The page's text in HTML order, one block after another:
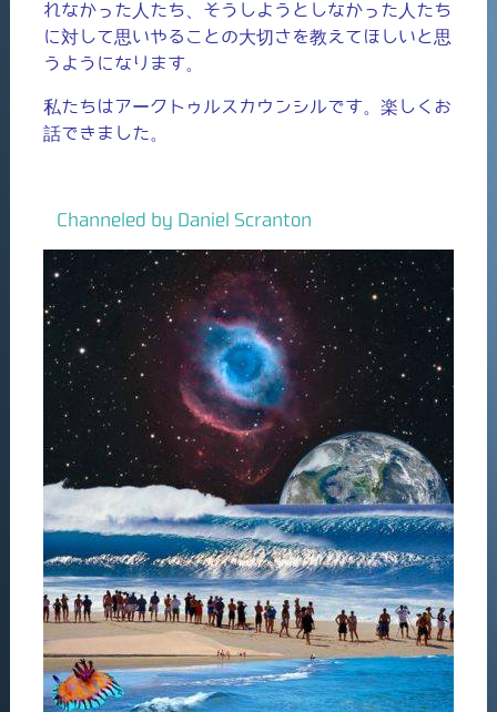
れなかった人たち、そうしようとしなかった人たち
に対して思いやることの大切さを教えてほしいと思
うようになります。
私たちはアークトゥルスカウンシルです。楽しくお
話できました。
Channeled by Daniel Scranton